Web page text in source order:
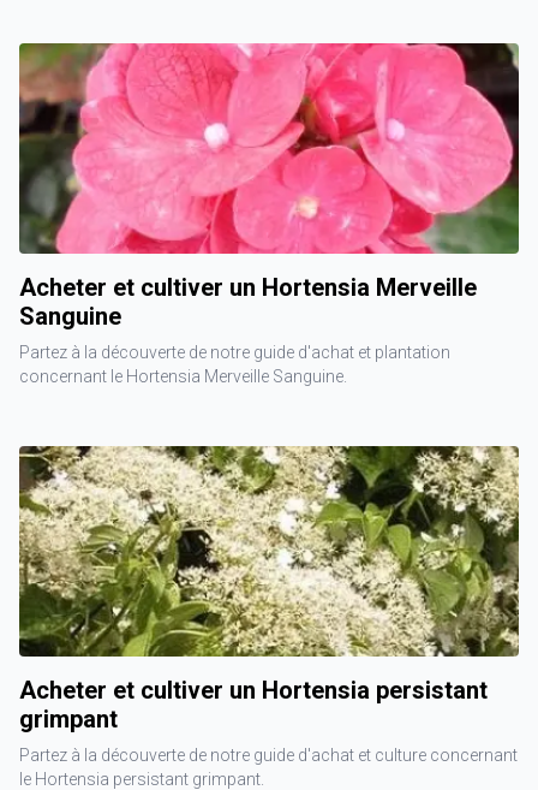
Acheter et cultiver un Hortensia Merveille
Sanguine
Partez à la découverte de notre guide d'achat et plantation
concernant le Hortensia Merveille Sanguine.
Acheter et cultiver un Hortensia persistant
grimpant
Partez à la découverte de notre guide d'achat et culture concernant
le Hortensia persistant grimpant.